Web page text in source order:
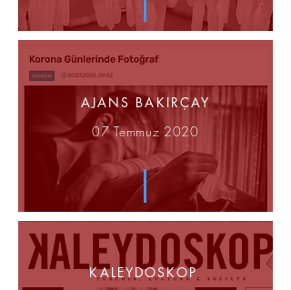
AJANS BAKIRÇAY
07 Temmuz 2020
KALEYDOSKOP